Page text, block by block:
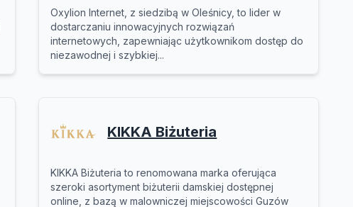
Oxylion Internet, z siedzibą w Oleśnicy, to lider w
dostarczaniu innowacyjnych rozwiązań
internetowych, zapewniając użytkownikom dostęp do
niezawodnej i szybkiej...
KIKKA Biżuteria
KIKKA Biżuteria to renomowana marka oferująca
szeroki asortyment biżuterii damskiej dostępnej
online, z bazą w malowniczej miejscowości Guzów